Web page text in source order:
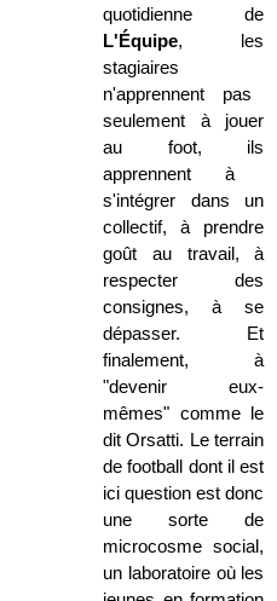
quotidienne de
L'Équipe, les
stagiaires
n'apprennent pas
seulement à jouer
au foot, ils
apprennent à
s'intégrer dans un
collectif, à prendre
goût au travail, à
respecter des
consignes, à se
dépasser. Et
finalement, à
"devenir eux-
mêmes" comme le
dit Orsatti. Le terrain
de football dont ilest
ici question est donc
une sorte de
microcosme social,
un laboratoire où les